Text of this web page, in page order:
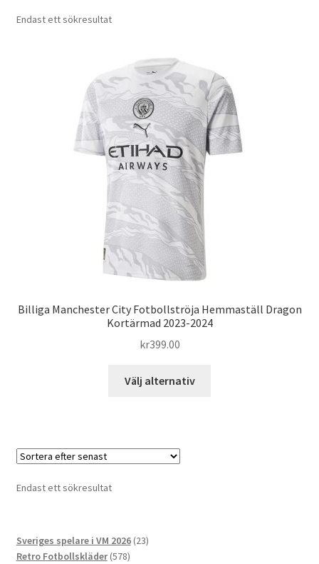
Endast ett sökresultat
Billiga Manchester City Fotbollströja Hemmaställ Dragon
Kortärmad 2023-2024
kr399.00
Välj alternativ
Endast ett sökresultat
Sveriges spelare i VM 2026 2323
Retro Fotbollskläder 578578